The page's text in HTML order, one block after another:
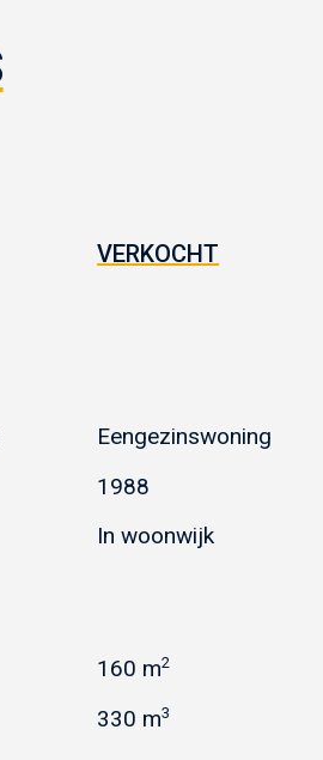
VERKOCHT
Eengezinswoning
1988
In woonwijk
160 m2
330 m3